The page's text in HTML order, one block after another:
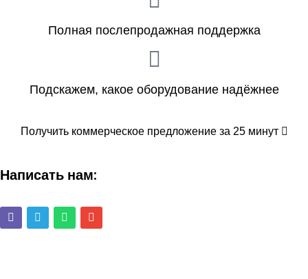
Полная послепродажная поддержка
Подскажем, какое оборудование надёжнее
Получить коммерческое предложение за 25 минут
Написать нам: